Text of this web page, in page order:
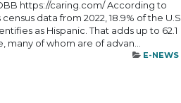
https://caring.com/ According to
data from 2022, 18.9% of the U.S.
as Hispanic. That adds up to 62.1
many of whom are of advan...
E-NEWS